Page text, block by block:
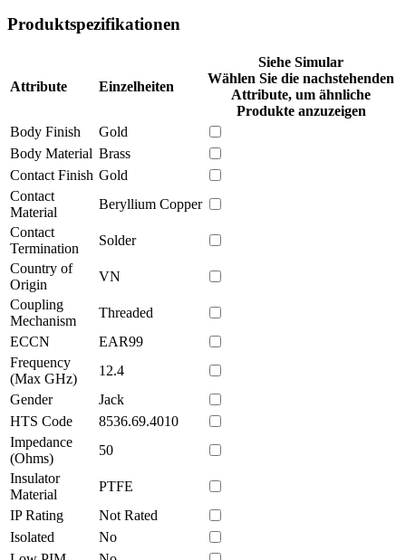
Produktspezifikationen
Attribute Einzelheiten
Siehe Simular
Wählen Sie die nachstehenden
Attribute, um ähnliche
Produkte anzuzeigen
Body Finish
Gold
Body Material Brass
Contact Finish Gold
Contact
Material
Beryllium Copper
Contact
Termination
Solder
Country of
Origin
VN
Coupling
Mechanism
Threaded
ECCN
EAR99
Frequency
(Max GHz)
12.4
Gender
Jack
HTS Code
8536.69.4010
Impedance
(Ohms)
50
Insulator
Material
PTFE
IP Rating
Not Rated
Isolated
No